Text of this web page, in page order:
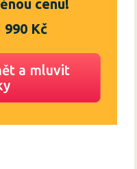
cenu!
990 Kč
a mluvit